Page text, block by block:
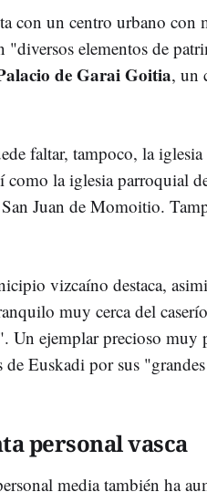
con un centro urbano con
"diversos elementos de
de Garai Goitia, un
faltar, tampoco, la
como la iglesia parroquial
Juan de Momoitio.
vizcaíno destaca,
muy cerca del
Un ejemplar precioso muy
de Euskadi por sus
personal vasca
media también ha